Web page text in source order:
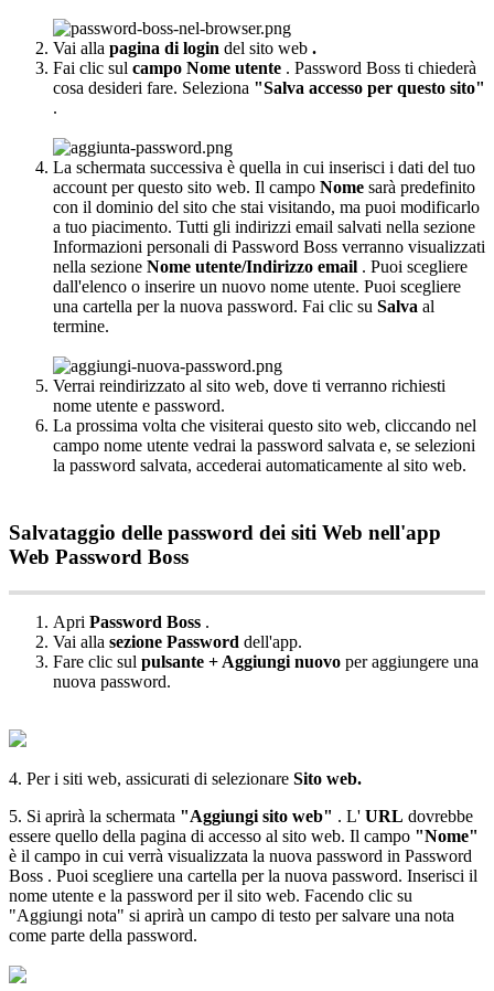
Vai alla pagina di login del sito web .
Fai clic sul campo Nome utente . Password Boss ti chiederà
cosa desideri fare. Seleziona "Salva accesso per questo sito"
.
La schermata successiva è quella in cui inserisci i dati del tuo
account per questo sito web. Il campo Nome sarà predefinito
con il dominio del sito che stai visitando, ma puoi modificarlo
a tuo piacimento. Tutti gli indirizzi email salvati nella sezione
Informazioni personali di Password Boss verranno visualizzati
nella sezione Nome utente/Indirizzo email . Puoi scegliere
dall'elenco o inserire un nuovo nome utente. Puoi scegliere
una cartella per la nuova password. Fai clic su Salva al
termine.
Verrai reindirizzato al sito web, dove ti verranno richiesti
nome utente e password.
La prossima volta che visiterai questo sito web, cliccando nel
campo nome utente vedrai la password salvata e, se selezioni
la password salvata, accederai automaticamente al sito web.
Salvataggio delle password dei siti Web nell'app
Web Password Boss
Apri Password Boss .
Vai alla sezione Password dell'app.
Fare clic sul pulsante + Aggiungi nuovo per aggiungere una
nuova password.
4. Per i siti web, assicurati di selezionare Sito web.
5. Si aprirà la schermata "Aggiungi sito web" . L' URL dovrebbe
essere quello della pagina di accesso al sito web. Il campo "Nome"
è il campo in cui verrà visualizzata la nuova password in Password
Boss . Puoi scegliere una cartella per la nuova password. Inserisci il
nome utente e la password per il sito web. Facendo clic su
"Aggiungi nota" si aprirà un campo di testo per salvare una nota
come parte della password.